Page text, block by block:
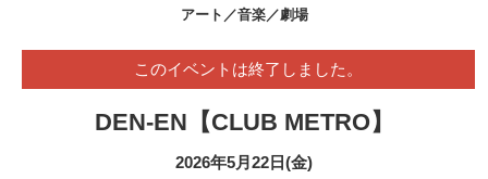
アート／音楽／劇場
このイベントは終了しました。
DEN-EN【CLUB METRO】
2026年5月22日(金)